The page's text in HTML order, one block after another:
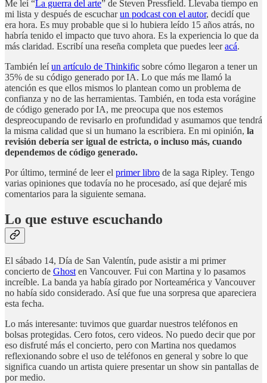
Me leí “La guerra del arte” de Steven Pressfield. Llevaba tiempo en
mi lista y después de escucharun podcast con el autor, decidí que
era hora. Es muy probable que si lo hubiera leído 15 años atrás, no
habría tenido el impacto que tuvo ahora. Es la experiencia lo que da
más claridad. Escribí una reseña completa que puedes leeracá.
También leíun artículo de Thinkific sobre cómo llegaron a tener un
35% de su código generado por IA. Lo que más me llamó la
atención es que ellos mismos lo plantean como un problema de
confianza y no de las herramientas. También, en toda esta vorágine
de código generado por IA, me preocupa que nos estemos
despreocupando de revisarlo en profundidad y asumamos que tendrá
la misma calidad que si un humano la escribiera. En mi opinión, la
revisión debería ser igual de estricta, o incluso más, cuando
dependemos de código generado.
Por último, terminé de leer el primer libro de la saga Ripley. Tengo
varias opiniones que todavía no he procesado, así que dejaré mis
comentarios para la siguiente semana.
Lo que estuve escuchando
El sábado 14, Día de San Valentín, pude asistir a mi primer
concierto de Ghost en Vancouver. Fui con Martina y lo pasamos
increíble. La banda ya había girado por Norteamérica y Vancouver
no había sido considerado. Así que fue una sorpresa que apareciera
esta fecha.
Lo más interesante: tuvimos que guardar nuestros teléfonos en
bolsas protegidas. Cero fotos, cero videos. No puedo decir que por
eso disfruté más el concierto, pero con Martina nos quedamos
reflexionando sobre el uso de teléfonos en general y sobre lo que
significa cuando un artista quiere presentar un show sin pantallas de
por medio.